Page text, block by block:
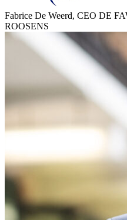
Fabrice De Weerd, CEO DE
ROOSENS